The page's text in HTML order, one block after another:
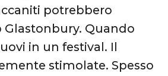
potrebbero
Glastonbury. Quando
in un festival. Il
stimolate. Spesso